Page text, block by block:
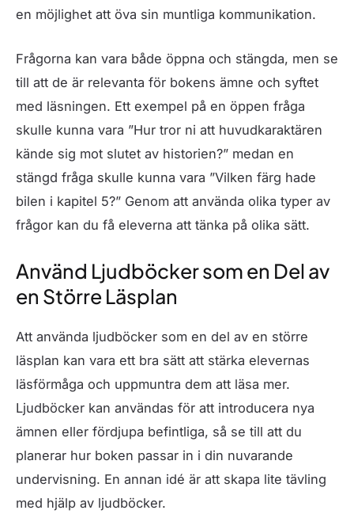
en möjlighet att öva sin muntliga kommunikation.
Frågorna kan vara både öppna och stängda, men se
till att de är relevanta för bokens ämne och syftet
med läsningen. Ett exempel på en öppen fråga
skulle kunna vara ”Hur tror ni att huvudkaraktären
kände sig mot slutet av historien?” medan en
stängd fråga skulle kunna vara ”Vilken färg hade
bilen i kapitel 5?” Genom att använda olika typer av
frågor kan du få eleverna att tänka på olika sätt.
Använd Ljudböcker som en Del av
en Större Läsplan
Att använda ljudböcker som en del av en större
läsplan kan vara ett bra sätt att stärka elevernas
läsförmåga och uppmuntra dem att läsa mer.
Ljudböcker kan användas för att introducera nya
ämnen eller fördjupa befintliga, så se till att du
planerar hur boken passar in i din nuvarande
undervisning. En annan idé är att skapa lite tävling
med hjälp av ljudböcker.